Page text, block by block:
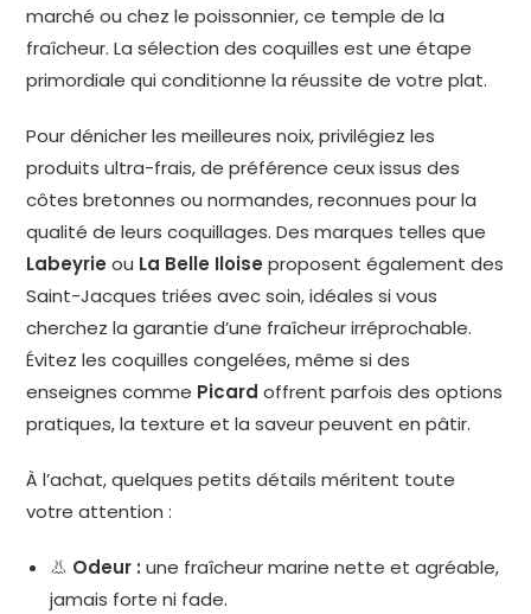
marché ou chez le poissonnier, ce temple de la
fraîcheur. La sélection des coquilles est une étape
primordiale qui conditionne la réussite de votre plat.
Pour dénicher les meilleures noix, privilégiez les
produits ultra-frais, de préférence ceux issus des
côtes bretonnes ou normandes, reconnues pour la
qualité de leurs coquillages. Des marques telles que
Labeyrie ou La Belle Iloise proposent également des
Saint-Jacques triées avec soin, idéales si vous
cherchez la garantie d’une fraîcheur irréprochable.
Évitez les coquilles congelées, même si des
enseignes comme Picard offrent parfois des options
pratiques, la texture et la saveur peuvent en pâtir.
À l’achat, quelques petits détails méritent toute
votre attention :
👃 Odeur : une fraîcheur marine nette et agréable,
jamais forte ni fade.